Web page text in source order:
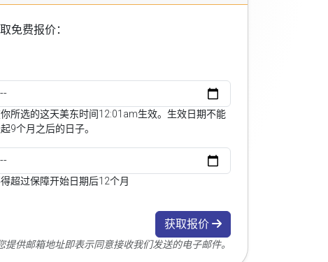
免费报价：
所选的这天美东时间12:01am生效。生效日期不能
9个月之后的日子。
超过保障开始日期后12个月
获取报价
提供邮箱地址即表示同意接收我们发送的电子邮件。